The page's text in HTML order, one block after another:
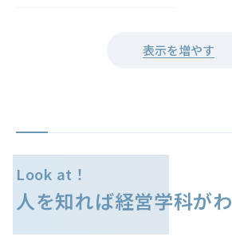
Look at！
人を知れば経営学科が